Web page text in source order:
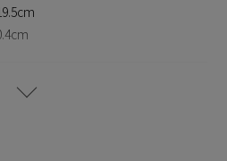
をほぼ含まずに作られた素材を指